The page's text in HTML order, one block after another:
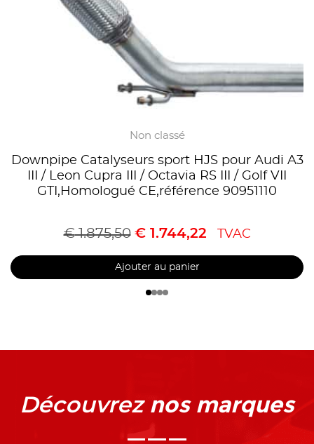
Non classé
Downpipe Catalyseurs sport HJS pour Audi A3
III / Leon Cupra III / Octavia RS III / Golf VII
GTI,Homologué CE,référence 90951110
€1.875,50 €1.744,22 TVAC
Ajouter au panier
Découvrez nos marques